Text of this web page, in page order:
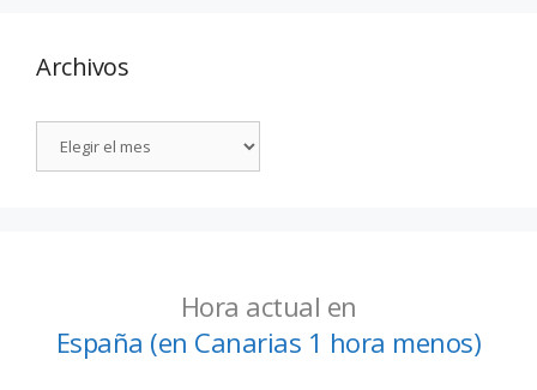
Archivos
Hora actual en
España (en Canarias 1 hora menos)